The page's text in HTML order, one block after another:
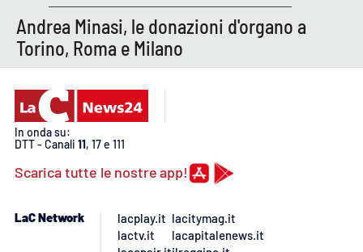
Le perfidie di Antonella Grippo
Venti di comunicazione
STREAMING
LaC TV
LaC Network
Andrea Minasi, le donazioni d'organo a
Torino, Roma e Milano
In onda su:
DTT - Canali 11, 17 e 111
Scarica tutte le nostre app!
LaC Network
lacplay.it
lactv.it
lacitymag.it
lacapitalenews.it